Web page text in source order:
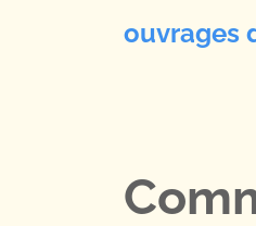
ouvrages